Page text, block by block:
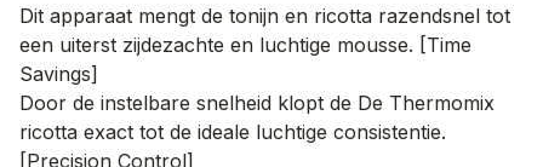
Dit apparaat mengt de tonijn en ricotta razendsnel tot
een uiterst zijdezachte en luchtige mousse. [Time
Savings]
Door de instelbare snelheid klopt de De Thermomix
ricotta exact tot de ideale luchtige consistentie.
[Precision Control]